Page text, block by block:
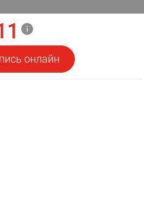
онлайн